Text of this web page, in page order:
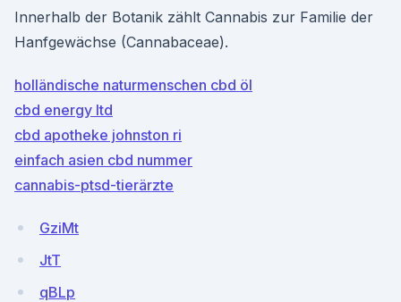
Innerhalb der Botanik zählt Cannabis zur Familie der
Hanfgewächse (Cannabaceae).
holländische naturmenschen cbd öl
cbd energy ltd
cbd apotheke johnston ri
einfach asien cbd nummer
cannabis-ptsd-tierärzte
GziMt
JtT
qBLp